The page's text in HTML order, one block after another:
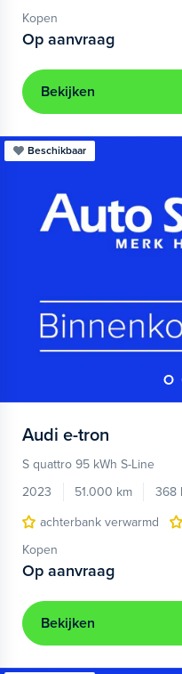
Kopen
Op aanvraag
Bekijken
Beschikbaar
Audi e-tron
S quattro 95 kWh S-Line
2023
51.000 km 368
achterbank verwarmd
Kopen
Op aanvraag
Bekijken